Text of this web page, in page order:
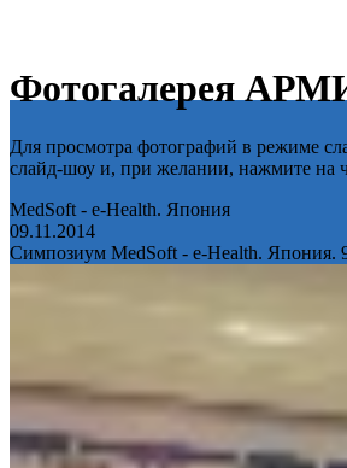
Фотогалерея
Для просмотра фотографий в режиме
слайд-шоу и, при желании, нажмите на
MedSoft - e-Health. Япония
09.11.2014
Симпозиум MedSoft - e-Health. Япония.